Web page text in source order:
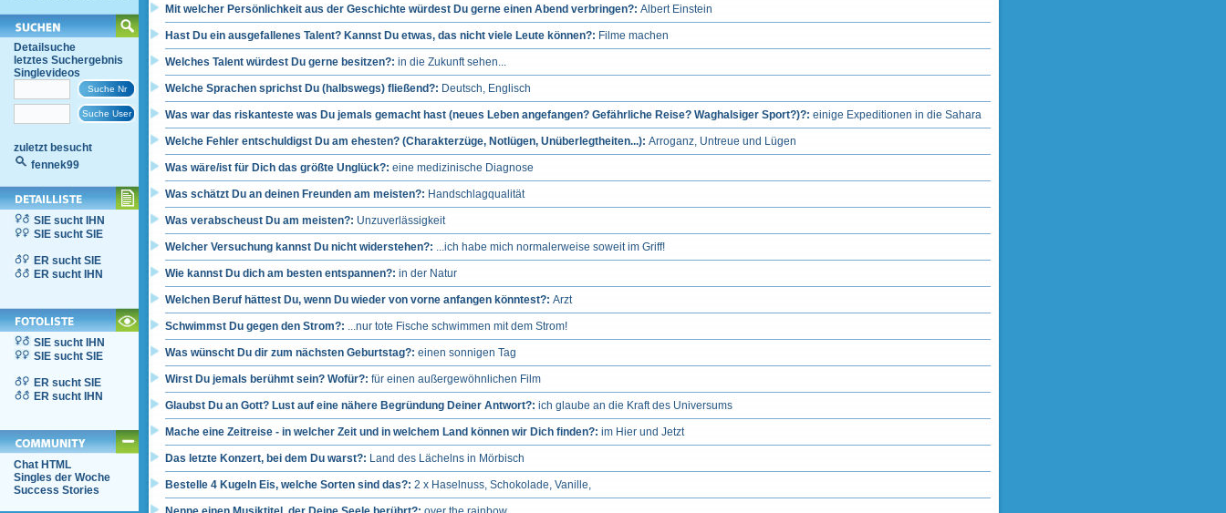
Detailsuche
letztes Suchergebnis
Singlevideos
zuletzt besucht
fennek99
SIE sucht IHN
SIE sucht SIE
ER sucht SIE
ER sucht IHN
SIE sucht IHN
SIE sucht SIE
ER sucht SIE
ER sucht IHN
Chat HTML
Singles der Woche
Success Stories
Mit welcher Persönlichkeit aus der Geschichte würdest Du gerne einen Abend verbringen?: Albert Einstein
Hast Du ein ausgefallenes Talent? Kannst Du etwas, das nicht viele Leute können?: Filme machen
Welches Talent würdest Du gerne besitzen?: in die Zukunft sehen...
Welche Sprachen sprichst Du (halbswegs) fließend?: Deutsch, Englisch
Was war das riskanteste was Du jemals gemacht hast (neues Leben angefangen? Gefährliche Reise? Waghalsiger Sport?)?: einige Expeditionen in die Sahara
Welche Fehler entschuldigst Du am ehesten? (Charakterzüge, Notlügen, Unüberlegtheiten...): Arroganz, Untreue und Lügen
Was wäre/ist für Dich das größte Unglück?: eine medizinische Diagnose
Was schätzt Du an deinen Freunden am meisten?: Handschlagqualität
Was verabscheust Du am meisten?: Unzuverlässigkeit
Welcher Versuchung kannst Du nicht widerstehen?: ...ich habe mich normalerweise soweit im Griff!
Wie kannst Du dich am besten entspannen?: in der Natur
Welchen Beruf hättest Du, wenn Du wieder von vorne anfangen könntest?: Arzt
Schwimmst Du gegen den Strom?: ...nur tote Fische schwimmen mit dem Strom!
Was wünscht Du dir zum nächsten Geburtstag?: einen sonnigen Tag
Wirst Du jemals berühmt sein? Wofür?: für einen außergewöhnlichen Film
Glaubst Du an Gott? Lust auf eine nähere Begründung Deiner Antwort?: ich glaube an die Kraft des Universums
Mache eine Zeitreise - in welcher Zeit und in welchem Land können wir Dich finden?: im Hier und Jetzt
Das letzte Konzert, bei dem Du warst?: Land des Lächelns in Mörbisch
Bestelle 4 Kugeln Eis, welche Sorten sind das?: 2 x Haselnuss, Schokolade, Vanille,